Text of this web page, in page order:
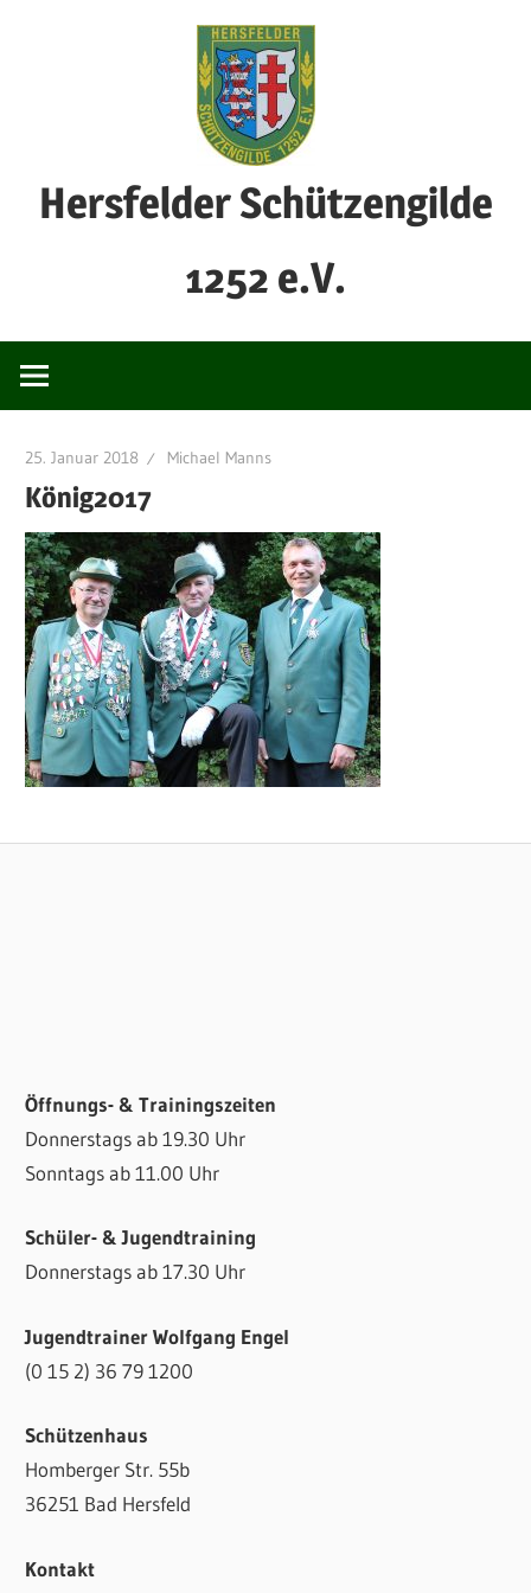
Hersfelder Schützengilde
1252 e.V.
25. Januar 2018 Michael Manns
König2017
Öffnungs- & Trainingszeiten
Donnerstags ab 19.30 Uhr
Sonntags ab 11.00 Uhr
Schüler- & Jugendtraining
Donnerstags ab 17.30 Uhr
Jugendtrainer Wolfgang Engel
(0 15 2) 36 79 1200
Schützenhaus
Homberger Str. 55b
36251 Bad Hersfeld
Kontakt